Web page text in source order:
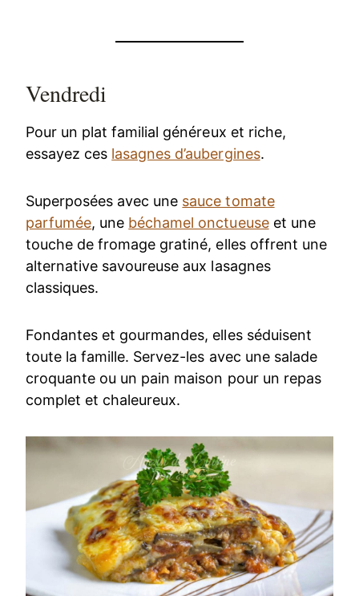
Vendredi
Pour un plat familial généreux et riche,
essayez ces lasagnes d’aubergines.
Superposées avec une sauce tomate
parfumée, une béchamel onctueuseet une
touche de fromage gratiné, elles offrent une
alternative savoureuse aux lasagnes
classiques.
Fondantes et gourmandes, elles séduisent
toute la famille. Servez-les avec une salade
croquante ou un pain maison pour un repas
complet et chaleureux.